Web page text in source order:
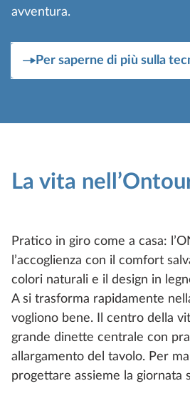
avventura.
Per saperne di più sulla
La vita
Pratico in giro come a casa:
l’accoglienza con il comfort
colori naturali e il design in
A si trasforma rapidamente
vogliono bene. Il centro della
grande dinette centrale con
allargamento del tavolo. Per
progettare assieme la giornata